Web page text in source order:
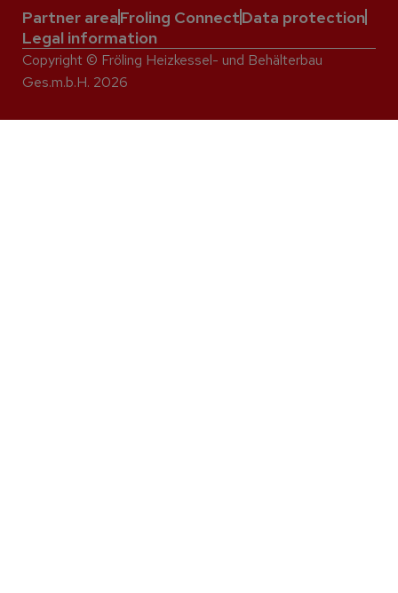
Partner areaFroling ConnectData protection
Legal information
Copyright © Fröling Heizkessel- und Behälterbau
Ges.m.b.H. 2026